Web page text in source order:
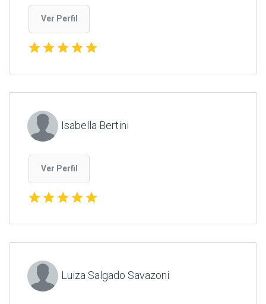
Ver Perfil
starstarstarstarstar
Isabella Bertini
Ver Perfil
starstarstarstarstar
Luiza Salgado Savazoni